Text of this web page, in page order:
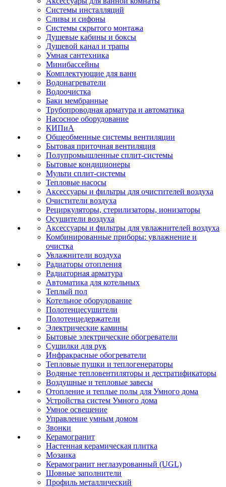
Системы инсталляций
Сливы и сифоны
Системы скрытого монтажа
Душевые кабины и боксы
Душевой канал и трапы
Умная сантехника
Минибассейны
Комплектующие для ванн
Водонагреватели
Водоочистка
Баки мембранные
Трубопроводная арматура и автоматика
Насосное оборудование
КИПиА
Общеобменные системы вентиляции
Бытовая приточная вентиляция
Полупромышленные сплит-системы
Бытовые кондиционеры
Мульти сплит-системы
Тепловые насосы
Аксессуары и фильтры для очистителей воздуха
Очистители воздуха
Рециркуляторы, стерилизаторы, ионизаторы
Осушители воздуха
Аксессуары и фильтры для увлажнителей воздуха
Комбинированные приборы: увлажнение и
очистка
Увлажнители воздуха
Радиаторы отопления
Радиаторная арматура
Автоматика для котельных
Теплый пол
Котельное оборудование
Полотенцесушители
Полотенцедержатели
Электрические камины
Бытовые электрические обогреватели
Сушилки для рук
Инфракрасные обогреватели
Тепловые пушки и теплогенераторы
Водяные тепловентиляторы и дестратификаторы
Воздушные и тепловые завесы
Отопление и теплые полы для Умного дома
Устройства систем Умного дома
Умное освещение
Управление умным домом
Звонки
Керамогранит
Настенная керамическая плитка
Мозаика
Керамогранит неглазурованный (UGL)
Шовные заполнители
Профиль металлический